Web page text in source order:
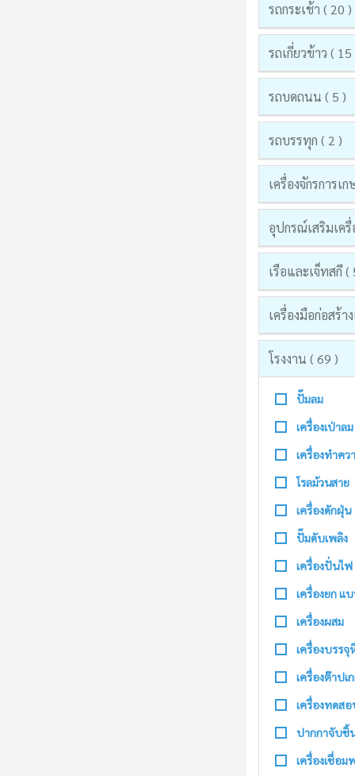
รถกระเช้า ( 20 )
รถเกี่ยวข้าว ( 15
รถบดถนน ( 5 )
รถบรรทุก ( 2 )
เครื่องจักรการเ
อุปกรณ์เสริมเค
เรือและเจ็ทสกี (
เครื่องมือก่อสร้
โรงงาน ( 69 )
ปั๊มลม
เครื่องเป่าลม
เครื่องทำคว
โรลม้วนสาย
เครื่องดักฝุ่น
ปั๊มดับเพลิง
เครื่องปั่นไฟ
เครื่องยก แ
เครื่องผสม
เครื่องบรร
เครื่องต๊าปเ
เครื่องทดส
ปากกาจับชิ้
เครื่องเชื่อ